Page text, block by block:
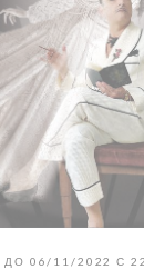
06/11/2022 С